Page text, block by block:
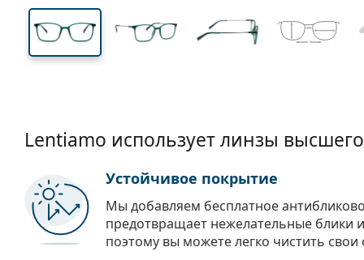
Lentiamo использует линзы высшего
Устойчивое покрытие
Мы добавляем бесплатное
предотвращает нежелательные блики
поэтому вы можете легко чистить свои